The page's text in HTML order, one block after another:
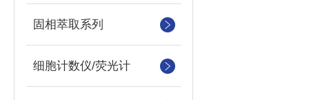
固相萃取系列
细胞计数仪/荧光计